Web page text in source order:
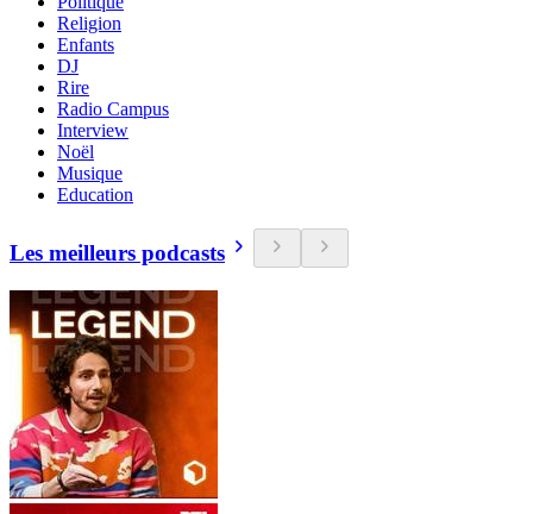
Religion
Enfants
DJ
Rire
Radio Campus
Interview
Noël
Musique
Education
Les meilleurs podcasts